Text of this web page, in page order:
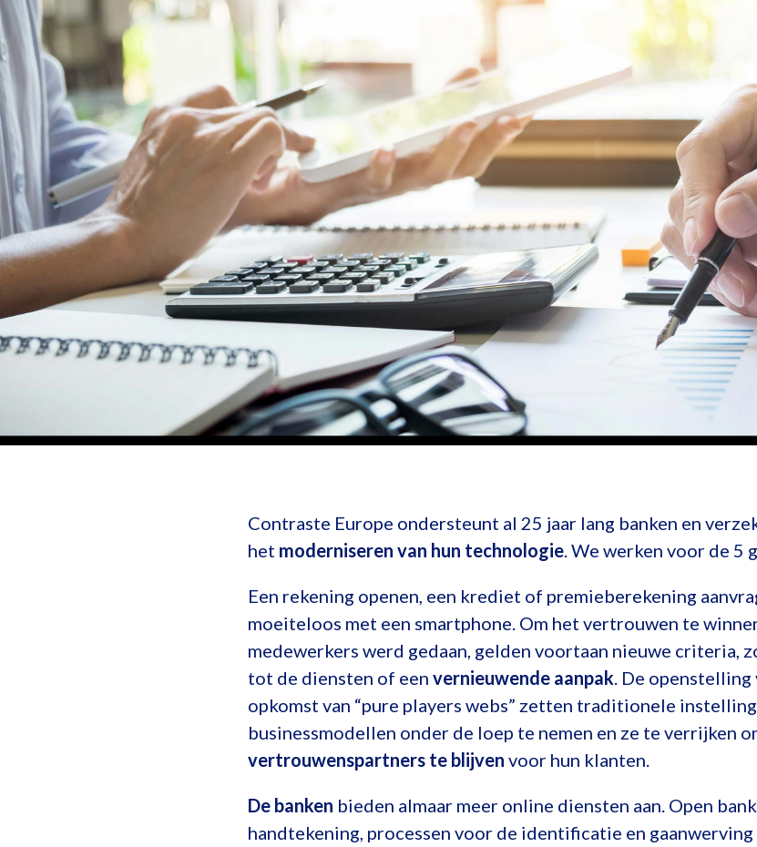
Contraste Europe ondersteunt al 25 jaar lang banken en
het moderniseren van hun technologie. We werken voor de 5
Een rekening openen, een krediet of premieberekening
moeiteloos met een smartphone. Om het vertrouwen te
medewerkers werd gedaan, gelden voortaan nieuwe criteria,
tot de diensten of een vernieuwende aanpak. De openstelling
opkomst van “pure players webs” zetten traditionele
businessmodellen onder de loep te nemen en ze te verrijken
vertrouwenspartners te blijven voor hun klanten.
De banken bieden almaar meer online diensten aan. Open
handtekening, processen voor de identificatie en